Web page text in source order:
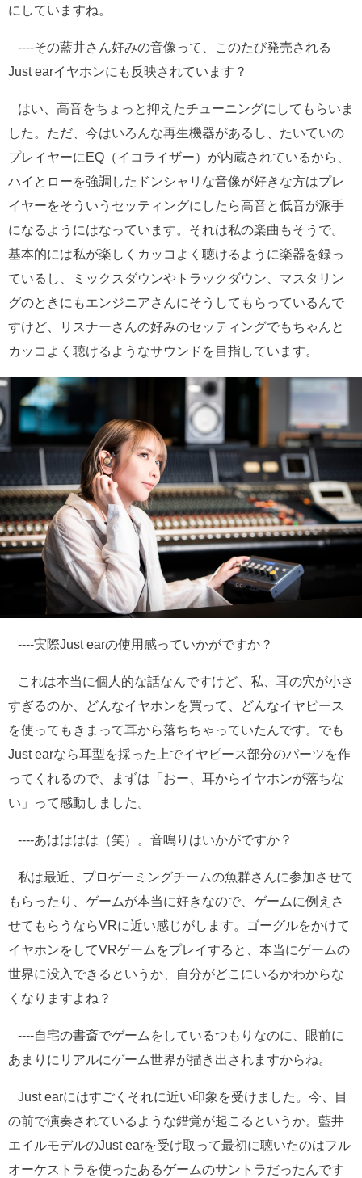
にしていますね。
----その藍井さん好みの音像って、このたび発売される
Just earイヤホンにも反映されています？
はい、高音をちょっと抑えたチューニングにしてもらいま
した。ただ、今はいろんな再生機器があるし、たいていの
プレイヤーにEQ（イコライザー）が内蔵されているから、
ハイとローを強調したドンシャリな音像が好きな方はプレ
イヤーをそういうセッティングにしたら高音と低音が派手
になるようにはなっています。それは私の楽曲もそうで。
基本的には私が楽しくカッコよく聴けるように楽器を録っ
ているし、ミックスダウンやトラックダウン、マスタリン
グのときにもエンジニアさんにそうしてもらっているんで
すけど、リスナーさんの好みのセッティングでもちゃんと
カッコよく聴けるようなサウンドを目指しています。
----実際Just earの使用感っていかがですか？
これは本当に個人的な話なんですけど、私、耳の穴が小さ
すぎるのか、どんなイヤホンを買って、どんなイヤピース
を使ってもきまって耳から落ちちゃっていたんです。でも
Just earなら耳型を採った上でイヤピース部分のパーツを作
ってくれるので、まずは「おー、耳からイヤホンが落ちな
い」って感動しました。
----あはははは（笑）。音鳴りはいかがですか？
私は最近、プロゲーミングチームの魚群さんに参加させて
もらったり、ゲームが本当に好きなので、ゲームに例えさ
せてもらうならVRに近い感じがします。ゴーグルをかけて
イヤホンをしてVRゲームをプレイすると、本当にゲームの
世界に没入できるというか、自分がどこにいるかわからな
くなりますよね？
----自宅の書斎でゲームをしているつもりなのに、眼前に
あまりにリアルにゲーム世界が描き出されますからね。
Just earにはすごくそれに近い印象を受けました。今、目
の前で演奏されているような錯覚が起こるというか。藍井
エイルモデルのJust earを受け取って最初に聴いたのはフル
オーケストラを使ったあるゲームのサントラだったんです